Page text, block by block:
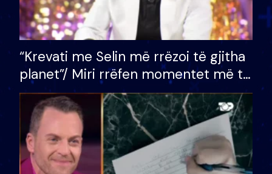
“Krevati me Selin më rrëzoi të gjitha
planet”/ Miri rrëfen momentet më të
bukura në shtëpinë e BB VIP: Do më
mungojë zilja e mëngjesit kur…